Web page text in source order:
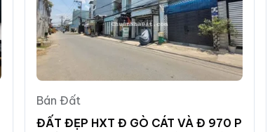
Bán Đất
ĐẤT ĐẸP HXT Đ GÒ CÁT VÀ Đ 970 P